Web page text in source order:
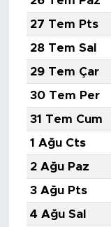
27 Tem Pts
28 Tem Sal
29 Tem Çar
30 Tem Per
31 Tem Cum
1 Ağu Cts
2 Ağu Paz
3 Ağu Pts
4 Ağu Sal